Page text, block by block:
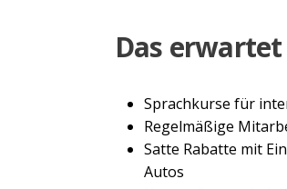
Das
Sprachkurse für
Regelmäßige
Satte Rabatte mit
Autos